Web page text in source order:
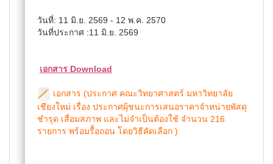
วันที่: 11 มิ.ย. 2569 - 12 พ.ค. 2570
วันที่ประกาศ :11 มิ.ย. 2569
เอกสาร Download
เอกสาร (ประกาศ คณะวิทยาศาสตร์ มหาวิทยาลัย
เชียงใหม่ เรื่อง ประกาศผุ้ชนะการเสนอราคาจำหน่ายพัสดุ
ชำรุด เสื่อมสภาพ และไม่จำเป็นต้องใช้ จำนวน 216
รายการ พร้อมรื้อถอน โดยวิธีคัดเลือก )